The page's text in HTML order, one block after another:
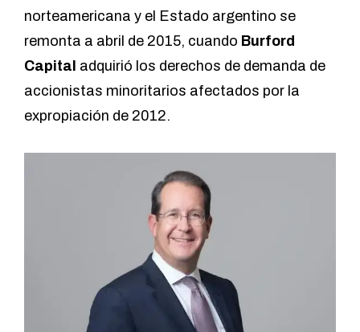
norteamericana y el Estado argentino se
remonta a abril de 2015, cuando Burford
Capital adquirió los derechos de demanda de
accionistas minoritarios afectados por la
expropiación de 2012.